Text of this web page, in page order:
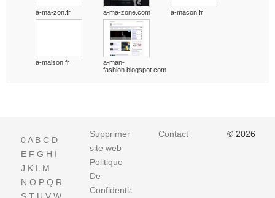
a-ma-zon.fr a-ma-zone.com a-macon.fr
a-maison.fr
a-man-
fashion.blogspot.com
0A B C D
E F G H I
J K L M
N O P Q R
Supprimer
site web
Politique
De
Confidentialite
Contact © 2026